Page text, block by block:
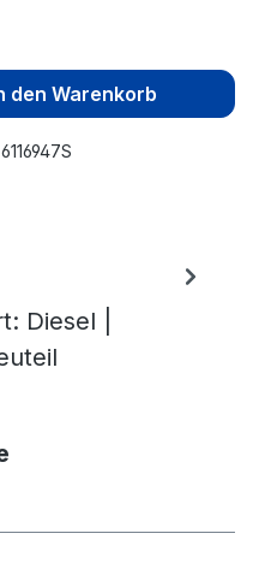
den
den Warenkorb
Diesel |